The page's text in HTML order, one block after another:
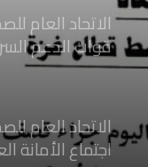
الاتحاد العام
قوات الدعم
الصحفيين
الاتحاد العام
اجتماع الأمانة